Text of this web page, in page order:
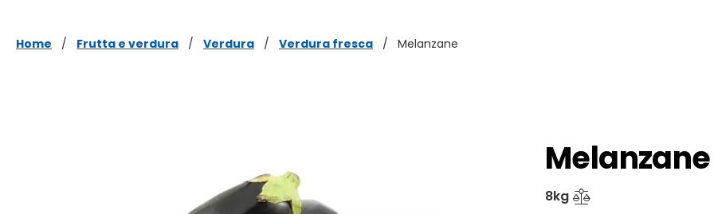
Home / Frutta e verdura / Verdura / Verdura fresca / Melanzane
Melanzane
8kg